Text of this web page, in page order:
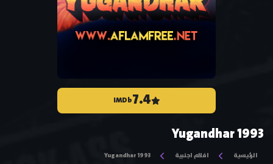
7.4
IMDb
Yugandhar 1993
الرئيسية افلام اجنبية Yugandhar 1993